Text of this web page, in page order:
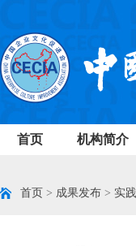
首页 机构简介
首页 > 成果发布 > 实